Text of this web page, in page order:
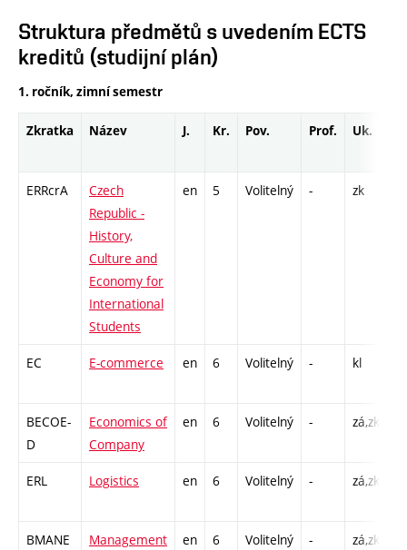
Struktura předmětů s uvedením ECTS
kreditů (studijní plán)
1. ročník, zimní semestr
Zkratka Název J. Kr. Pov. Prof. Uk.
ERRcrA
Czech
Republic -
History,
Culture and
Economy for
International
Students
en 5 Volitelný - zk
EC E-commerce en 6 Volitelný - kl
BECOE-
D
Economics of
Company
en 6 Volitelný - zá,zk
ERL Logistics en 6 Volitelný - zá,zk
BMANE Management en 6 Volitelný - zá,zk